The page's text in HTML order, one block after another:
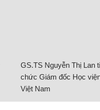
GS.TS Nguyễn Thị Lan
chức Giám đốc Học
Việt Nam